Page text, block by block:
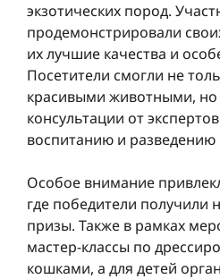
экзотических пород.
продемонстрировали
их лучшие качества и
Посетители смогли не
красивыми животными, но
консультации от
воспитанию и разведению
Особое внимание
где победители получили
призы. Также в рамках
мастер-классы по
кошками, а для детей